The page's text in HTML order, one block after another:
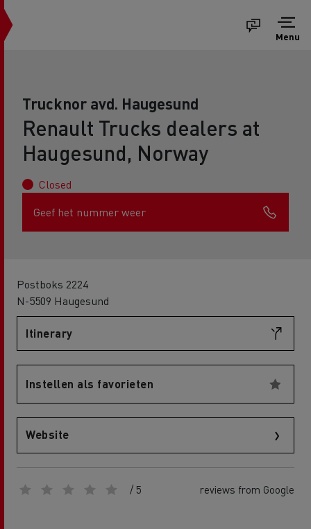
Menu
Trucknor avd. Haugesund
Renault Trucks dealers at
Haugesund, Norway
Closed
Geef het nummer weer
Postboks 2224
N-5509 Haugesund
Itinerary
Instellen als favorieten
Website
/ 5 reviews from Google